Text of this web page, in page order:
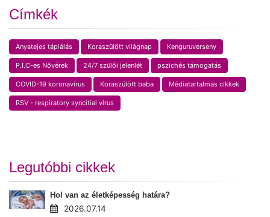
Címkék
Anyatejes táplálás Koraszülött világnap Kenguruverseny
P.I.C-es Nővérek 24/7 szülői jelenlét pszichés támogatás
COVID-19 koronavírus Koraszülött baba Médiatartalmas cikkek
RSV - respiratory syncitial vírus
Legutóbbi cikkek
Hol van az életképesség határa?
2026.07.14